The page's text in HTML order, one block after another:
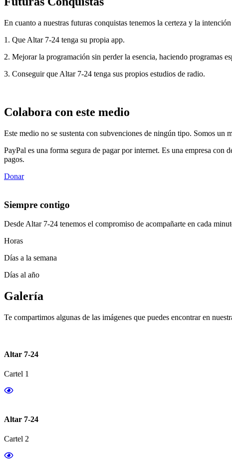
En cuanto a nuestras futuras conquistas tenemos la certeza y la
1. Que Altar 7-24 tenga su propia app.
2. Mejorar la programación sin perder la esencia, haciendo programas
3. Conseguir que Altar 7-24 tenga sus propios estudios de radio.
Colabora con este medio
Este medio no se sustenta con subvenciones de ningún tipo. Somos un
PayPal es una forma segura de pagar por internet. Es una empresa con
pagos.
Donar
Siempre contigo
Desde Altar 7-24 tenemos el compromiso de acompañarte en cada
Horas
Días a la semana
Días al año
Galería
Te compartimos algunas de las imágenes que puedes encontrar en
Altar 7-24
Cartel 1
Altar 7-24
Cartel 2